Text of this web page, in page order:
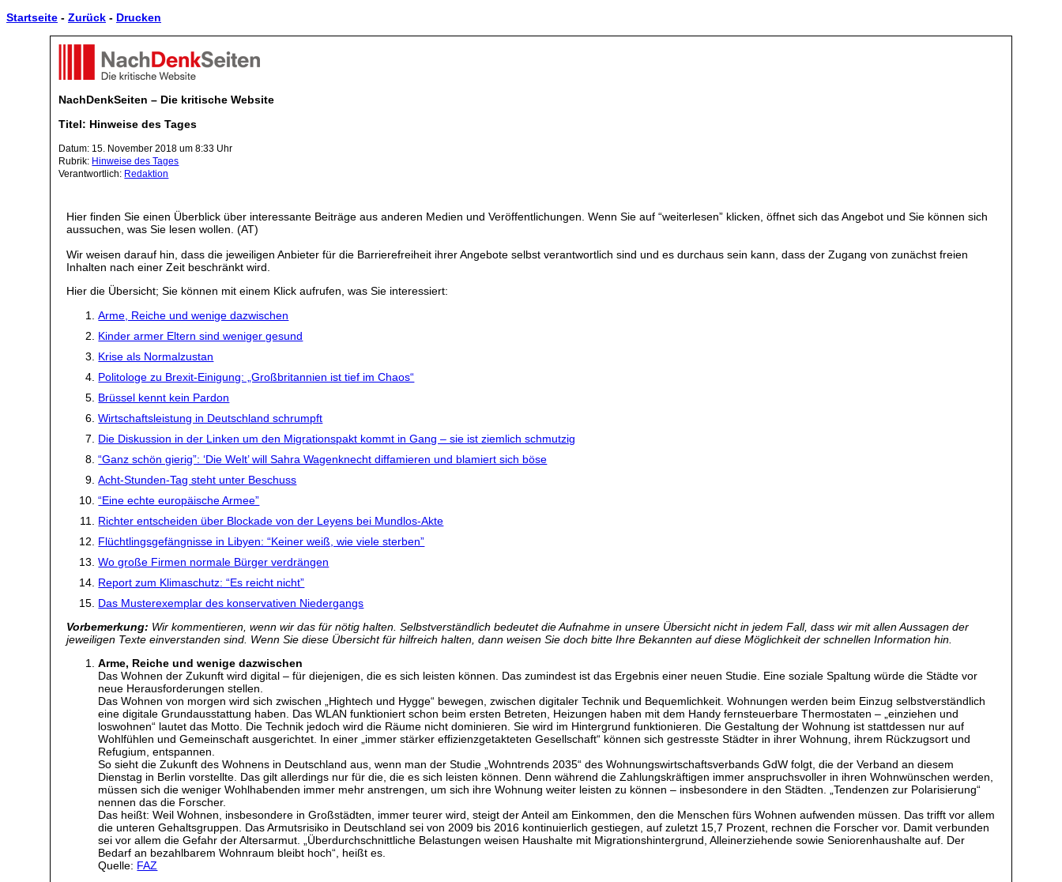
Startseite - Zurück - Drucken
NachDenkSeiten – Die kritische Website
Titel: Hinweise des Tages
Datum: 15. November 2018 um 8:33 Uhr
Rubrik: Hinweise des Tages
Verantwortlich: Redaktion
Hier finden Sie einen Überblick über interessante Beiträge aus anderen Medien und Veröffentlichungen. Wenn Sie auf “weiterlesen” klicken, öffnet sich das Angebot und Sie können sich
aussuchen, was Sie lesen wollen. (AT)
Wir weisen darauf hin, dass die jeweiligen Anbieter für die Barrierefreiheit ihrer Angebote selbst verantwortlich sind und es durchaus sein kann, dass der Zugang von zunächst freien
Inhalten nach einer Zeit beschränkt wird.
Hier die Übersicht; Sie können mit einem Klick aufrufen, was Sie interessiert:
Arme, Reiche und wenige dazwischen
Kinder armer Eltern sind weniger gesund
Krise als Normalzustan
Politologe zu Brexit-Einigung: „Großbritannien ist tief im Chaos“
Brüssel kennt kein Pardon
Wirtschaftsleistung in Deutschland schrumpft
Die Diskussion in der Linken um den Migrationspakt kommt in Gang – sie ist ziemlich schmutzig
“Ganz schön gierig”: ‘Die Welt’ will Sahra Wagenknecht diffamieren und blamiert sich böse
Acht-Stunden-Tag steht unter Beschuss
“Eine echte europäische Armee”
Richter entscheiden über Blockade von der Leyens bei Mundlos-Akte
Flüchtlingsgefängnisse in Libyen: “Keiner weiß, wie viele sterben”
Wo große Firmen normale Bürger verdrängen
Report zum Klimaschutz: “Es reicht nicht”
Das Musterexemplar des konservativen Niedergangs
Vorbemerkung: Wir kommentieren, wenn wir das für nötig halten. Selbstverständlich bedeutet die Aufnahme in unsere Übersicht nicht in jedem Fall, dass wir mit allen Aussagen der
jeweiligen Texte einverstanden sind. Wenn Sie diese Übersicht für hilfreich halten, dann weisen Sie doch bitte Ihre Bekannten auf diese Möglichkeit der schnellen Information hin.
Arme, Reiche und wenige dazwischen
Das Wohnen der Zukunft wird digital – für diejenigen, die es sich leisten können. Das zumindest ist das Ergebnis einer neuen Studie. Eine soziale Spaltung würde die Städte vor
neue Herausforderungen stellen.
Das Wohnen von morgen wird sich zwischen „Hightech und Hygge“ bewegen, zwischen digitaler Technik und Bequemlichkeit. Wohnungen werden beim Einzug selbstverständlich
eine digitale Grundausstattung haben. Das WLAN funktioniert schon beim ersten Betreten, Heizungen haben mit dem Handy fernsteuerbare Thermostaten – „einziehen und
loswohnen“ lautet das Motto. Die Technik jedoch wird die Räume nicht dominieren. Sie wird im Hintergrund funktionieren. Die Gestaltung der Wohnung ist stattdessen nur auf
Wohlfühlen und Gemeinschaft ausgerichtet. In einer „immer stärker effizienzgetakteten Gesellschaft“ können sich gestresste Städter in ihrer Wohnung, ihrem Rückzugsort und
Refugium, entspannen.
So sieht die Zukunft des Wohnens in Deutschland aus, wenn man der Studie „Wohntrends 2035“ des Wohnungswirtschaftsverbands GdW folgt, die der Verband an diesem
Dienstag in Berlin vorstellte. Das gilt allerdings nur für die, die es sich leisten können. Denn während die Zahlungskräftigen immer anspruchsvoller in ihren Wohnwünschen werden,
müssen sich die weniger Wohlhabenden immer mehr anstrengen, um sich ihre Wohnung weiter leisten zu können – insbesondere in den Städten. „Tendenzen zur Polarisierung“
nennen das die Forscher.
Das heißt: Weil Wohnen, insbesondere in Großstädten, immer teurer wird, steigt der Anteil am Einkommen, den die Menschen fürs Wohnen aufwenden müssen. Das trifft vor allem
die unteren Gehaltsgruppen. Das Armutsrisiko in Deutschland sei von 2009 bis 2016 kontinuierlich gestiegen, auf zuletzt 15,7 Prozent, rechnen die Forscher vor. Damit verbunden
sei vor allem die Gefahr der Altersarmut. „Überdurchschnittliche Belastungen weisen Haushalte mit Migrationshintergrund, Alleinerziehende sowie Seniorenhaushalte auf. Der
Bedarf an bezahlbarem Wohnraum bleibt hoch“, heißt es.
Quelle: FAZ